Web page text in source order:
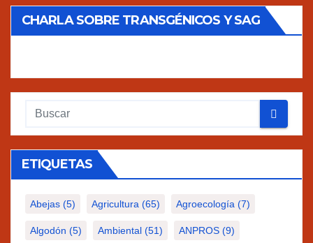
CHARLA SOBRE TRANSGÉNICOS Y SAG
ETIQUETAS
Abejas (5) Agricultura (65) Agroecología (7)
Algodón (5) Ambiental (51) ANPROS (9)